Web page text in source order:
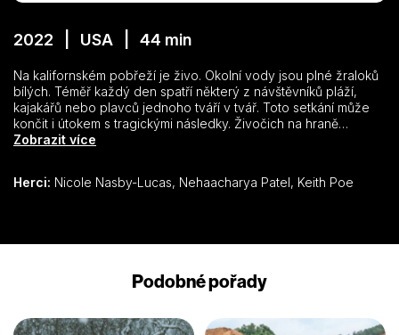
2022 | USA | 44 min
Na kalifornském pobřeží je živo. Okolní vody jsou plné žraloků
bílých. Téměř každý den spatří některý z návštěvníků pláží,
kajakářů nebo plavců jednoho tváří v tvář. Toto setkání může
končit i útokem s tragickými následky. Živočich na hraně
vyhubení zde možná zažívá comeback. Je to jisté? Opravdu
záhady.
Zobrazit více
Herci: Nicole Nasby-Lucas, Nehaacharya Patel, Keith Poe
Podobné pořady